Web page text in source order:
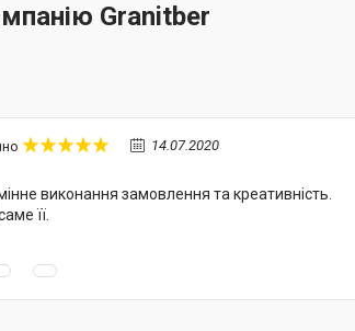
Granitber
14.07.2020
виконання замовлення та креативність.
її.